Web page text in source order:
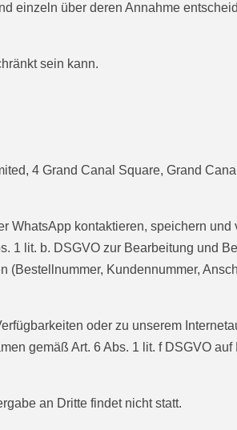
einzeln über deren Annahme
sein kann.
4 Grand Canal Square, Grand
kontaktieren, speichern
lit. b. DSGVO zur Bearbeitung und
Kundennummer,
oder zu unserem
gemäß Art. 6 Abs. 1 lit. f DSGVO
an Dritte findet nicht statt.